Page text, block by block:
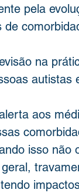
pela
na
autistas
aos
isso não